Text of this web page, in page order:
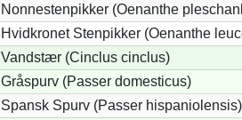
Nonnestenpikker (Oenanthe
Hvidkronet Stenpikker (Oenanthe
Vandstær (Cinclus cinclus)
Gråspurv (Passer domesticus)
Spansk Spurv (Passer hispaniolensis)